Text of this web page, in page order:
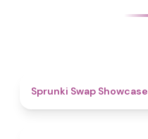
Sprunki Swap Showcase